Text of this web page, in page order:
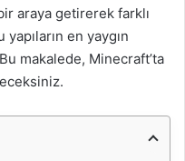
araya getirerek farklı
en yaygın
makalede, Minecraft’ta